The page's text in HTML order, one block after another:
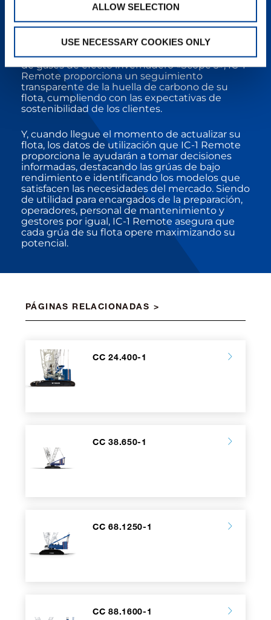
ALLOW SELECTION
USE NECESSARY COOKIES ONLY
El seguimiento preciso del combustible
que ayuda a reducir costes innecesarios. Con
una atención cada vez mayor en las emisiones
de gases de efecto invernadero «Scope 3», IC-1
Remote proporciona un seguimiento
transparente de la huella de carbono de su
flota, cumpliendo con las expectativas de
sostenibilidad de los clientes.
Y, cuando llegue el momento de actualizar su
flota, los datos de utilización que IC-1 Remote
proporciona le ayudarán a tomar decisiones
informadas, destacando las grúas de bajo
rendimiento e identificando los modelos que
satisfacen las necesidades del mercado. Siendo
de utilidad para encargados de la preparación,
operadores, personal de mantenimiento y
gestores por igual, IC-1 Remote asegura que
cada grúa de su flota opere maximizando su
potencial.
PÁGINAS RELACIONADAS
CC 24.400-1
CC 38.650-1
CC 68.1250-1
CC 88.1600-1